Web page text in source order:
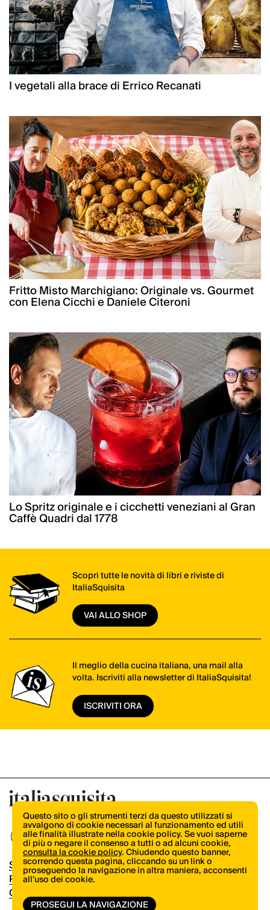
I vegetali alla brace di Errico Recanati
Fritto Misto Marchigiano: Originale vs. Gourmet
con Elena Cicchi e Daniele Citeroni
Lo Spritz originale e i cicchetti veneziani al Gran
Caffè Quadri dal 1778
Scopri tutte le novità di libri e riviste di
ItaliaSquisita
VAI ALLO SHOP
Il meglio della cucina italiana, una mail alla
volta. Iscriviti alla newsletter di ItaliaSquisita!
ISCRIVITI ORA
Shop
Pubblicità
Contatti
Questo sito o gli strumenti terzi da questo utilizzati si
avvalgono di cookie necessari al funzionamento ed utili
alle finalità illustrate nella cookie policy. Se vuoi saperne
di più o negare il consenso a tutti o ad alcuni cookie,
consulta la cookie policy. Chiudendo questo banner,
scorrendo questa pagina, cliccando su un link o
proseguendo la navigazione in altra maniera, acconsenti
all’uso dei cookie.
PROSEGUI LA NAVIGAZIONE